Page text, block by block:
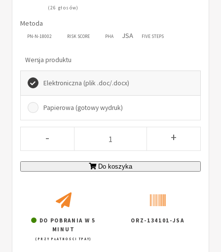
(26 głosów)
Metoda
PN-N-18002 RISK SCORE PHA JSA FIVE STEPS
Wersja produktu
Elektroniczna (plik .doc/.docx)
Papierowa (gotowy wydruk)
- +
Do koszyka
DO POBRANIA W 5
MINUT
(PRZY PŁATNOŚCI TPAY)
ORZ-134101-JSA